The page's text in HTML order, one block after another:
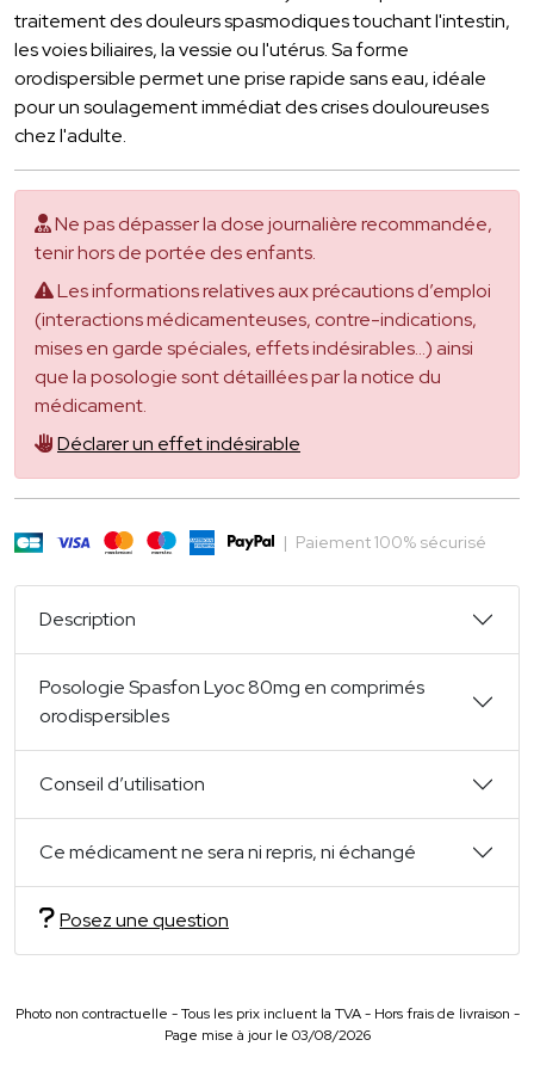
traitement des douleurs spasmodiques touchant l'intestin,
les voies biliaires, la vessie ou l'utérus. Sa forme
orodispersible permet une prise rapide sans eau, idéale
pour un soulagement immédiat des crises douloureuses
chez l'adulte.
Ne pas dépasser la dose journalière recommandée,
tenir hors de portée des enfants.
Les informations relatives aux précautions d’emploi
(interactions médicamenteuses, contre-indications,
mises en garde spéciales, effets indésirables...) ainsi
que la posologie sont détaillées par la notice du
médicament.
Déclarer un effet indésirable
| Paiement 100% sécurisé
Description
Posologie Spasfon Lyoc 80mg en comprimés
orodispersibles
Conseil d’utilisation
Ce médicament ne sera ni repris, ni échangé
Posez une question
Photo non contractuelle - Tous les prix incluent la TVA - Hors frais de livraison -
Page mise à jour le 03/08/2026